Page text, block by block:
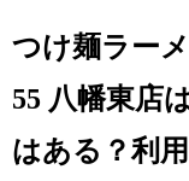
つけ麺ラー
55 八幡東店
はある？利